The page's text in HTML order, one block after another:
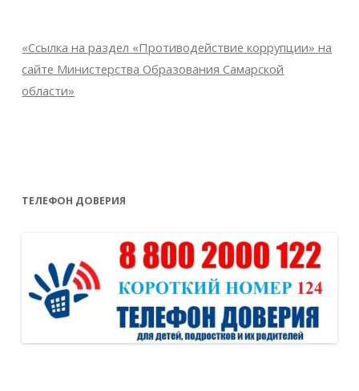
«Ссылка на раздел «Противодействие коррупции» на
сайте Министерства Образования Самарской
области»
ТЕЛЕФОН ДОВЕРИЯ